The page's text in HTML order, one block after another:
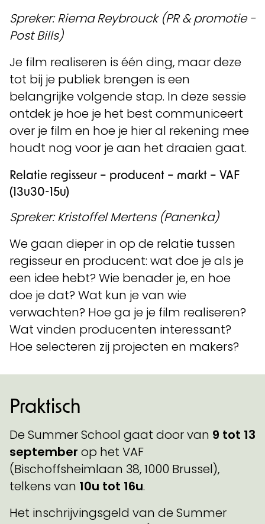
Spreker: Riema Reybrouck (PR & promotie -
Post Bills)
Je film realiseren is één ding, maar deze
tot bij je publiek brengen is een
belangrijke volgende stap. In deze sessie
ontdek je hoe je het best communiceert
over je film en hoe je hier al rekening mee
houdt nog voor je aan het draaien gaat.
Relatie regisseur – producent – markt – VAF
(13u30-15u)
Spreker: Kristoffel Mertens (Panenka)
We gaan dieper in op de relatie tussen
regisseur en producent: wat doe je als je
een idee hebt? Wie benader je, en hoe
doe je dat? Wat kun je van wie
verwachten? Hoe ga je je film realiseren?
Wat vinden producenten interessant?
Hoe selecteren zij projecten en makers?
Praktisch
De Summer School gaat door van 9 tot 13
september op het VAF
(Bischoffsheimlaan 38, 1000 Brussel),
telkens van 10u tot 16u.
Het inschrijvingsgeld van de Summer